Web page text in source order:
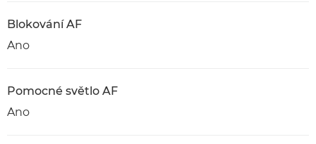
Blokování AF
Ano
Pomocné světlo AF
Ano